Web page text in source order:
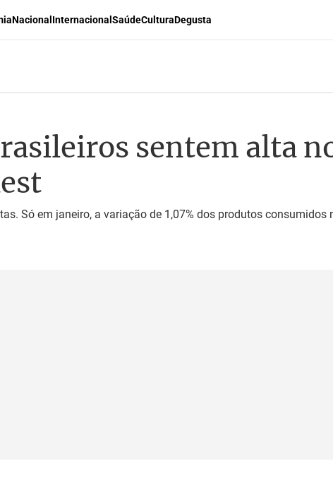
Nacional Internacional SaúdeCulturaDegusta
sentem alta
Só em janeiro, a variação de 1,07% dos produtos